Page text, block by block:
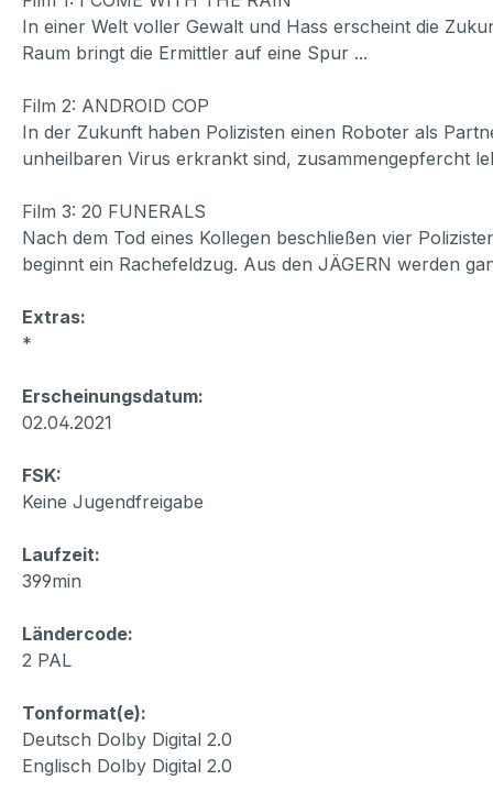
In einer Welt voller Gewalt und Hass erscheint die
Raum bringt die Ermittler auf eine Spur ...
Film 2: ANDROID COP
In der Zukunft haben Polizisten einen Roboter als
unheilbaren Virus erkrankt sind, zusammengepfercht
Film 3: 20 FUNERALS
Nach dem Tod eines Kollegen beschließen vier
beginnt ein Rachefeldzug. Aus den JÄGERN werden
Extras:
*
Erscheinungsdatum:
02.04.2021
FSK:
Keine Jugendfreigabe
Laufzeit:
399min
Ländercode:
2 PAL
Tonformat(e):
Deutsch Dolby Digital 2.0
Englisch Dolby Digital 2.0